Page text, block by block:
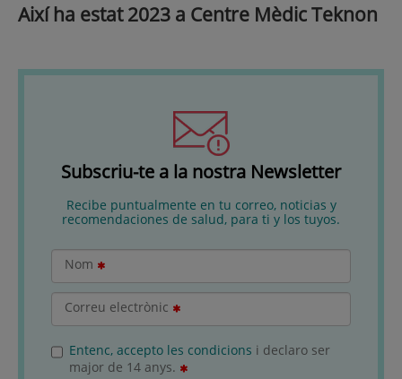
Així ha estat 2023 a Centre Mèdic Teknon
Subscriu-te a la nostra Newsletter
Recibe puntualmente en tu correo, noticias y
recomendaciones de salud, para ti y los tuyos.
Nom
Correu electrònic
Entenc, accepto les condicions i declaro ser
major de 14 anys.